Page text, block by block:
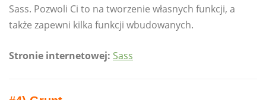
Sass. Pozwoli Ci to na tworzenie własnych funkcji, a
także zapewni kilka funkcji wbudowanych.
Stronie internetowej: Sass